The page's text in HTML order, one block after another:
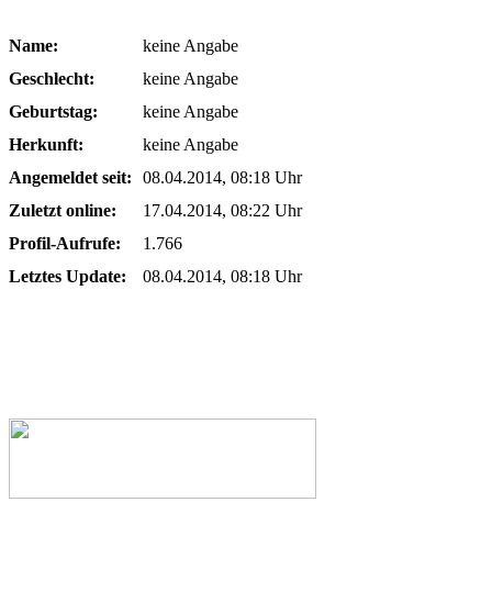
Name:
keine Angabe
Geschlecht:
keine Angabe
Geburtstag:
keine Angabe
Herkunft:
keine Angabe
Angemeldet seit:
08.04.2014, 08:18 Uhr
Zuletzt online:
17.04.2014, 08:22 Uhr
Profil-Aufrufe:
1.766
Letztes Update:
08.04.2014, 08:18 Uhr